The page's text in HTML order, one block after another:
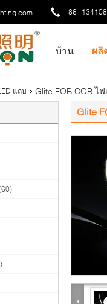
86--
บ้าน ผ
แถบ Glite FOB COB ไ
Glite